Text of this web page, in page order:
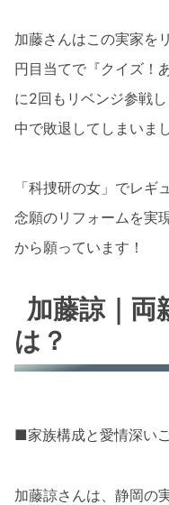
加藤さんはこの実家を
円目当てで『クイズ！
に2回もリベンジ参戦
中で敗退してしまいまし
「科捜研の女」でレ
念願のリフォームを実
から願っています！
加藤諒｜両
は？
■家族構成と愛情深い
加藤諒さんは、静岡の